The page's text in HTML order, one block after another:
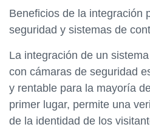
Beneficios de la integración
seguridad y sistemas de
La integración de un
con cámaras de seguridad
y rentable para la mayoría
primer lugar, permite una
de la identidad de los